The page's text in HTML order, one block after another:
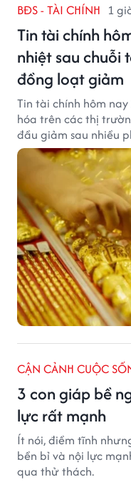
BĐS - TÀI CHÍNH 1
Tin tài chính
nhiệt sau chuỗi
đồng loạt giảm
Tin tài chính hôm
hóa trên các thị
đầu giảm sau nhiều
tại ngân hàng tiếp
đỉnh mới.
CẬN CẢNH CUỘC
3 con giáp bề
lực rất mạnh
Ít nói, điềm tĩnh
bền bỉ và nội lực
qua thử thách.